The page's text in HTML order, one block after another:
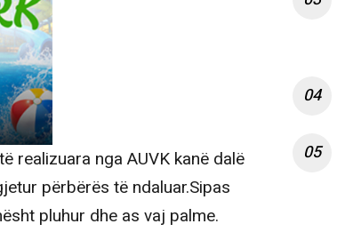
realizuara nga AUVK kanë dalë
përbërës të ndaluar.Sipas
pluhur dhe as vaj palme.